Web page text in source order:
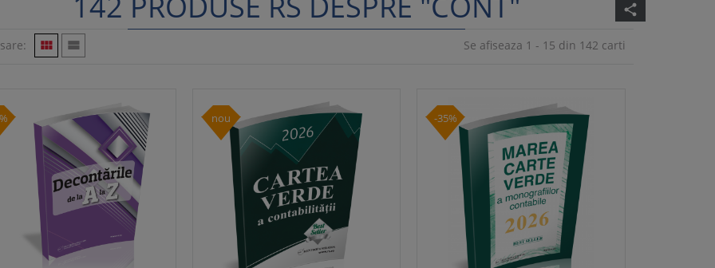
share
  Se afiseaza 1 - 15 din 142 carti
nou -35%